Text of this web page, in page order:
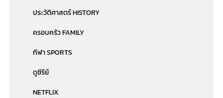
ประวัติศาสตร์ HISTORY
ครอบครัว FAMILY
กีฬา SPORTS
ดูซีรีย์
NETFLIX